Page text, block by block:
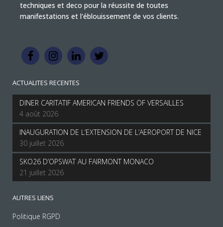
techniques et deco pour la réussite de toutes
manifestations et l'éblouissement de vos clients.
ACTUALITES RECENTES
DINER CARITATIF AMERICAN FRIENDS OF VERSAILLES
4 août 2026
INAUGURATION DE L’EXTENSION DE L’AEROPORT DE NICE
30 juillet 2026
SKO26 D’OPSWAT AU FAIRMONT MONACO
21 juillet 2026
AUTRES LIENS
Politique RGPD